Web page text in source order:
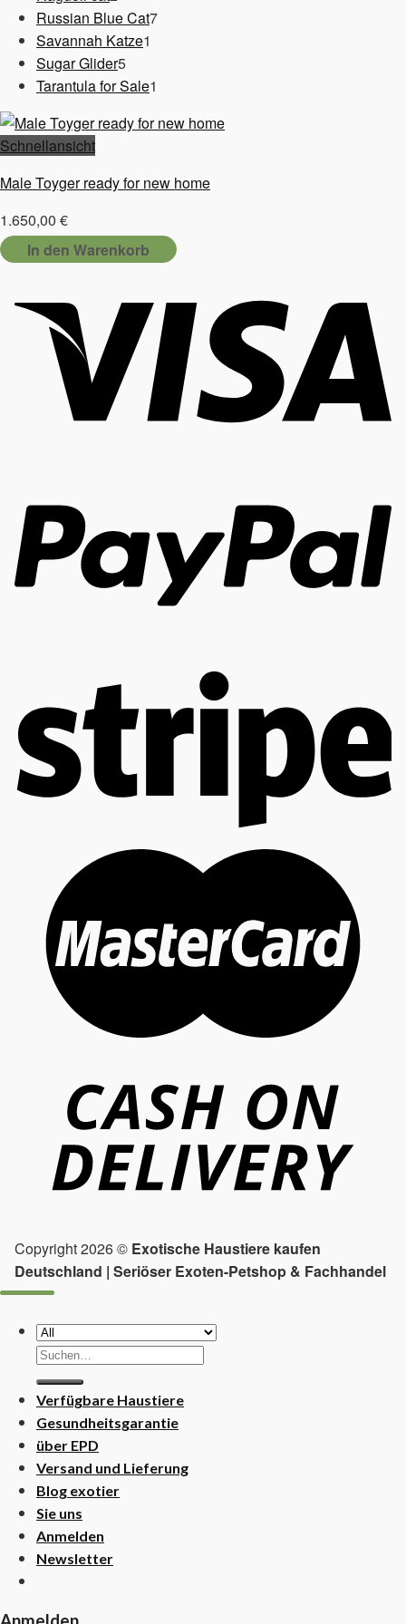
Produkte
Russian Blue Cat77
Savannah Katze1
Sugar Glider55
Produkte
Tarantula for Sale1
Schnellansicht
Male Toyger ready for new home
1.650,00 €
In den Warenkorb
Copyright 2026 © Exotische Haustiere kaufen
Deutschland | Seriöser Exoten-Petshop & Fachhandel
Suchen
nach:
Verfügbare Haustiere
Gesundheitsgarantie
über EPD
Versand und Lieferung
Blog exotier
Sie uns
Anmelden
Newsletter